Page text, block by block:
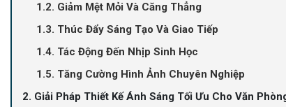
1.2. Giảm Mệt Mỏi Và Căng Thẳng
1.3. Thúc Đẩy Sáng Tạo Và Giao Tiếp
1.4. Tác Động Đến Nhịp Sinh Học
1.5. Tăng Cường Hình Ảnh Chuyên Nghiệp
2. Giải Pháp Thiết Kế Ánh Sáng Tối Ưu Cho Văn